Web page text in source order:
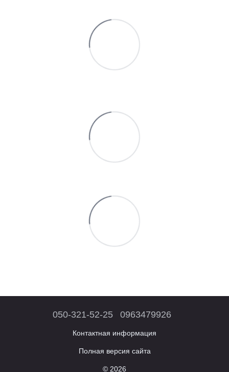
050-321-52-25 0963479926
Контактная информация
Полная версия сайта
© 2026